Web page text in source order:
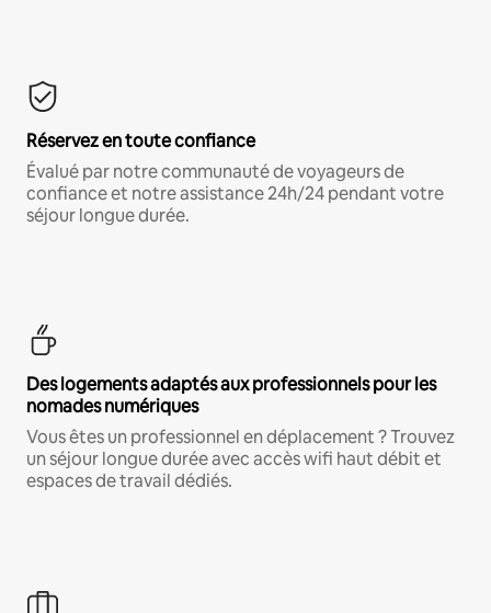
Réservez en toute confiance
Évalué par notre communauté de voyageurs de
confiance et notre assistance 24h/24 pendant votre
séjour longue durée.
Des logements adaptés aux professionnels pour les
nomades numériques
Vous êtes un professionnel en déplacement ? Trouvez
un séjour longue durée avec accès wifi haut débit et
espaces de travail dédiés.